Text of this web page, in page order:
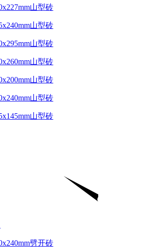
山型砖
山型砖
山型砖
山型砖
山型砖
山型砖
山型砖
劈开砖